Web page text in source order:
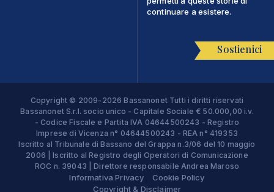
continuare a esistere.
Sostienici
Copyright © 2009-2026 Bassanonet Tutti i diritti riservati
Bassanonet S.r.l. socio unico - Capitale Sociale € 50.000,00 i.v.
- Codice Fiscale e Partita IVA 04644500243 - Registro
Imprese di Vicenza n° 04644500243 - REA n° 419353
Iscritto al Tribunale di Bassano del Grappa n.3/06 del 10 maggio
2006 | Iscritto al Registro degli Operatori di Comunicazione
ROC n. 39043 | Direttore responsabile Andrea Maroso
Informativa Privacy
Cookie Policy
Copyright & Disclaimer